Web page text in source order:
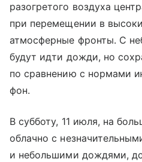
разогретого воздуха
при перемещении в
атмосферные фронты. С
будут идти дожди, но
по сравнению с нормами
фон.
В субботу, 11 июля, на
облачно с
и небольшими дождями,